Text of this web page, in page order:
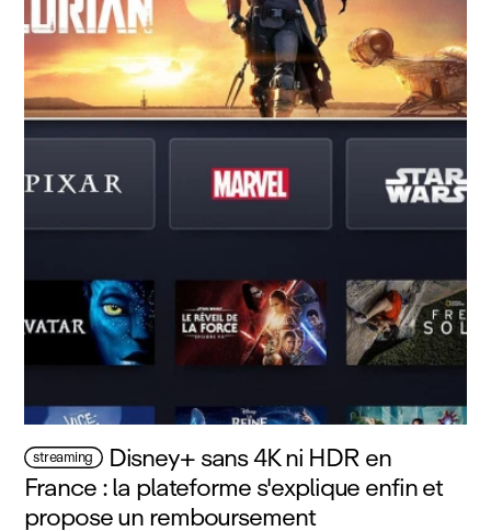
streaming Disney+ sans 4K ni HDR en
France : la plateforme s'explique enfin et
propose un remboursement